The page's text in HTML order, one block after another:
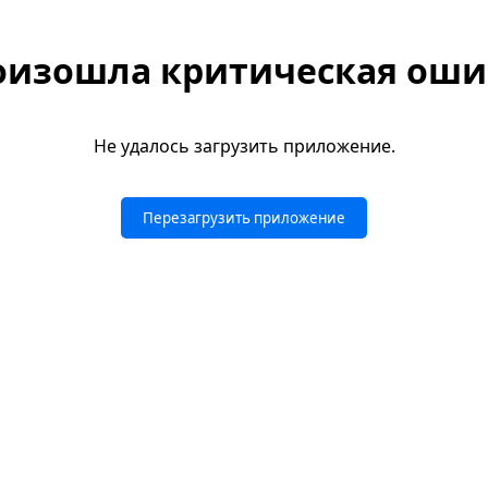
критическая
Не удалось загрузить приложение.
Перезагрузить приложение